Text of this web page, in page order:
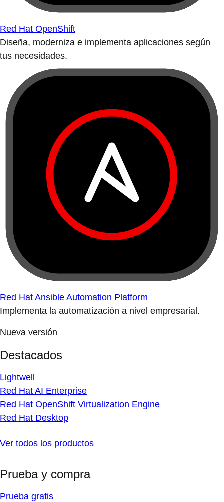
Red Hat OpenShift
Diseña, moderniza e implementa aplicaciones según
tus necesidades.
Red Hat Ansible Automation Platform
Implementa la automatización a nivel empresarial.
Nueva versión
Destacados
Lightwell
Red Hat AI Enterprise
Red Hat OpenShift Virtualization Engine
Red Hat Desktop
Ver todos los productos
Prueba y compra
Prueba gratis